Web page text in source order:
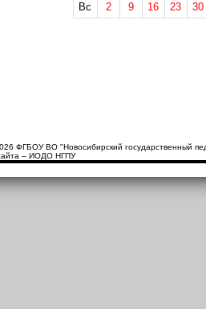
Вс
2 9 16 23 30
ФГБОУ ВО "Новосибирский государственный
– ИОДО НГПУ